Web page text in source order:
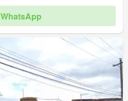
WhatsApp